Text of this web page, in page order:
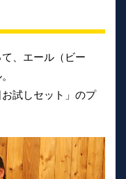
、エール（ビー
試しセット」のプ